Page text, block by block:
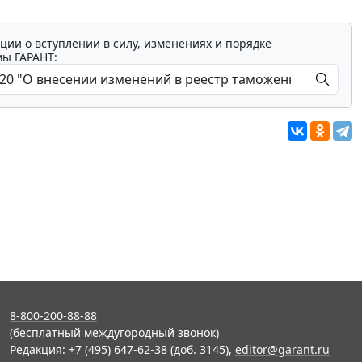
о вступлении в силу, изменениях и порядке
ГАРАНТ:
8-800-200-88-88
(бесплатный междугородный звонок)
Редакция: +7 (495) 647-62-38 (доб. 3145), editor@garant.ru